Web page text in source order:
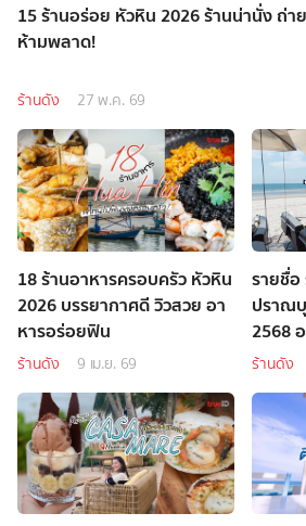
15 ร้านอร่อย หัวหิน 2026 ร้านน่านั่ง ถ่
ห้ามพลาด!
ร้านดัง 27 พ.ค. 69
18 ร้านอาหารครอบครัว หัวหิน
2026 บรรยากาศดี วิวสวย อา
หารอร่อยฟิน
ร้านดัง 9 เม.ย. 69
รายชื่อ
ปราณ
2568
ร้านดัง